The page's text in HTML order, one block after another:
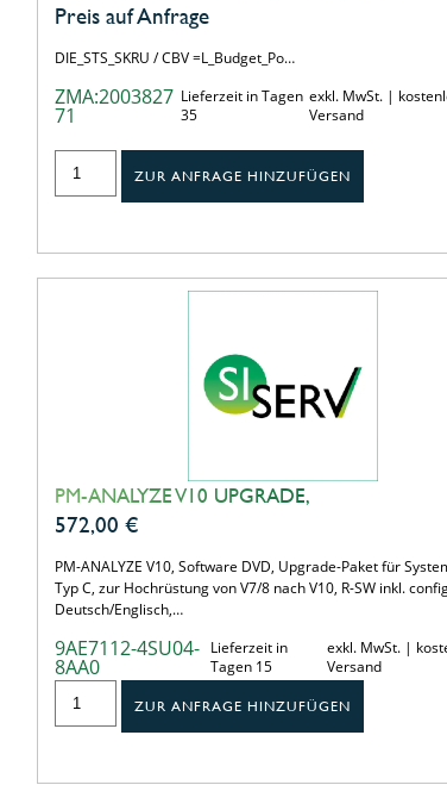
Preis auf Anfrage
DIE_STS_SKRU / CBV =L_Budget_Po…
ZMA:2003827
71
Lieferzeit in Tagen
35
exkl. MwSt. |
Versand
ZUR ANFRAGE HINZUFÜGEN
PM-ANALYZE V10 UPGRADE,
572,00 €
PM-ANALYZE V10, Software DVD, Upgrade-Paket für
Typ C, zur Hochrüstung von V7/8 nach V10, R-SW inkl.
Deutsch/Englisch,…
9AE7112-4SU04-
8AA0
Lieferzeit in
Tagen 15
exkl. MwSt. |
Versand
ZUR ANFRAGE HINZUFÜGEN